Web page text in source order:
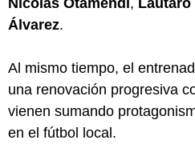
Álvarez.
Al mismo tiempo, el
una renovación progresiva
vienen sumando
en el fútbol local.